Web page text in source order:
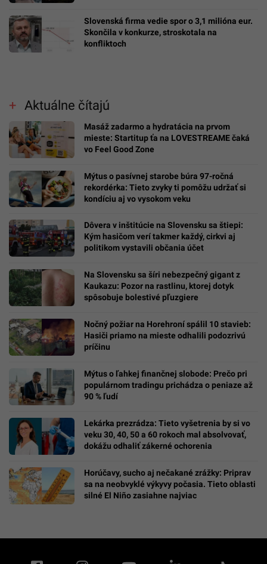
Slovenská firma vedie spor o 3,1 milióna eur.
Skončila v konkurze, stroskotala na
konfliktoch
Aktuálne čítajú
Masáž zadarmo a hydratácia na prvom
mieste: Startitup ťa na LOVESTREAME čaká
vo Feel Good Zone
Mýtus o pasívnej starobe búra 97-ročná
rekordérka: Tieto zvyky ti pomôžu udržať si
kondíciu aj vo vysokom veku
Dôvera v inštitúcie na Slovensku sa štiepi:
Kým hasičom verí takmer každý, cirkvi aj
politikom vystavili občania účet
Na Slovensku sa šíri nebezpečný gigant z
Kaukazu: Pozor na rastlinu, ktorej dotyk
spôsobuje bolestivé pľuzgiere
Nočný požiar na Horehroní spálil 10 stavieb:
Hasiči priamo na mieste odhalili podozrivú
príčinu
Mýtus o ľahkej finančnej slobode: Prečo pri
populárnom tradingu prichádza o peniaze až
90 % ľudí
Lekárka prezrádza: Tieto vyšetrenia by si vo
veku 30, 40, 50 a 60 rokoch mal absolvovať,
dokážu odhaliť zákerné ochorenia
Horúčavy, sucho aj nečakané zrážky: Priprav
sa na neobvyklé výkyvy počasia. Tieto oblasti
silné El Niño zasiahne najviac